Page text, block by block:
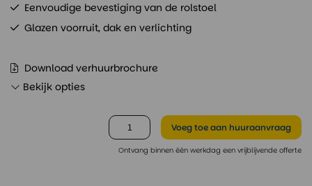
Eenvoudige bevestiging van de rolstoel
Glazen voorruit, dak en verlichting
Download verhuurbrochure
Bekijk opties
Voeg toeaan huuraanvraag
Ontvang binnen één werkdag een vrijblijvende offerte